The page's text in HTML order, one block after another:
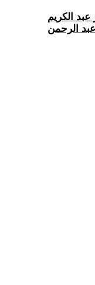
عبد الكريم
الرحمن